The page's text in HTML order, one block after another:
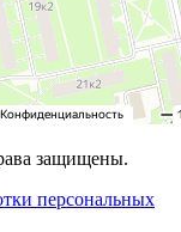
защищены.
персональных